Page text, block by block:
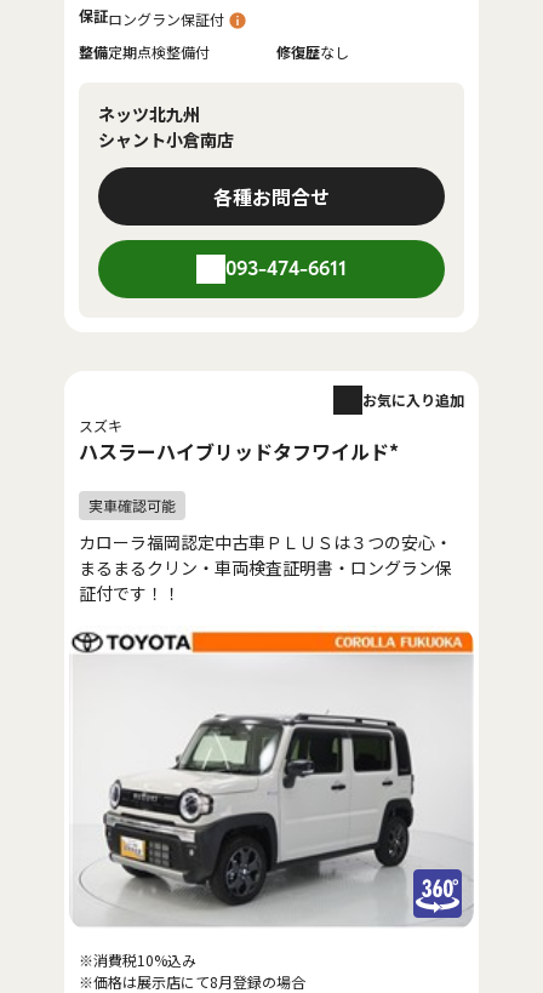
保証ロングラン保証付
整備定期点検整備付 修復歴なし
ネッツ北九州
シャント小倉南店
各種お問合せ
093-474-6611
スズキ
ハスラーハイブリッドタフワイルド*
お気に入り追加
カローラ福岡認定中古車ＰＬＵＳは３つの安心・
まるまるクリン・車両検査証明書・ロングラン保
証付です！！
※消費税10%込み
※価格は展示店にて8月登録の場合